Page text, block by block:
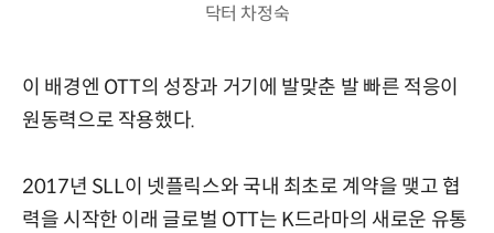
닥터 차정숙
이 배경엔 OTT의 성장과 거기에 발맞춘 발 빠른 적응이
원동력으로 작용했다.
2017년 SLL이 넷플릭스와 국내 최초로 계약을 맺고 협
력을 시작한 이래 글로벌 OTT는 K드라마의 새로운 유통